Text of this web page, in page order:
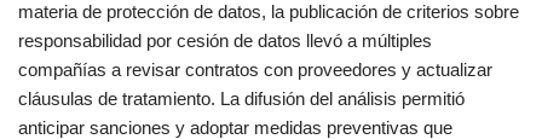
materia de protección de datos, la publicación de criterios sobre
responsabilidad por cesión de datos llevó a múltiples
compañías a revisar contratos con proveedores y actualizar
cláusulas de tratamiento. La difusión del análisis permitió
anticipar sanciones y adoptar medidas preventivas que